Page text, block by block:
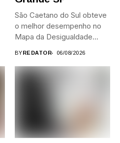
São Caetano do Sul obteve
o melhor desempenho no
Mapa da Desigualdade...
BY REDATOR 06/08/2026